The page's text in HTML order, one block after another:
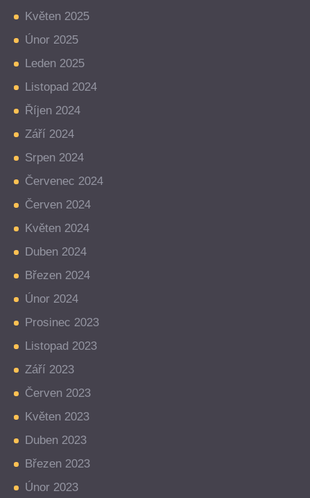
Květen 2025
Únor 2025
Leden 2025
Listopad 2024
Říjen 2024
Září 2024
Srpen 2024
Červenec 2024
Červen 2024
Květen 2024
Duben 2024
Březen 2024
Únor 2024
Prosinec 2023
Listopad 2023
Září 2023
Červen 2023
Květen 2023
Duben 2023
Březen 2023
Únor 2023